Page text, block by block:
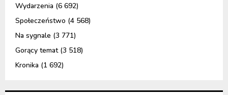
Wydarzenia (6 692)
Społeczeństwo (4 568)
Na sygnale (3 771)
Gorący temat(3 518)
Kronika (1 692)